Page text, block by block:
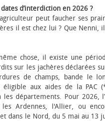
d’interdiction en 2026 ?
peut faucher ses
il est chez lui ? Que Nenni,
chose, il existe une
sur les jachères déclarées
de champs, bande le
aux aides de la PAC
départements. Pour 2026,
Ardennes, l'Allier, ou
dans le Nord, du 5 mai au 13